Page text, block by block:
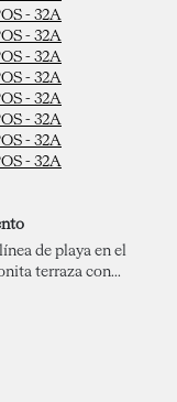
de playa en el
terraza con...